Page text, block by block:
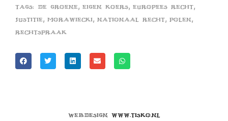
Tags: de groene, eigen koers, europees recht,
justitie, morawiecki, nationaal recht, polen,
rechtspraak
Webdesign www.tisko.nl